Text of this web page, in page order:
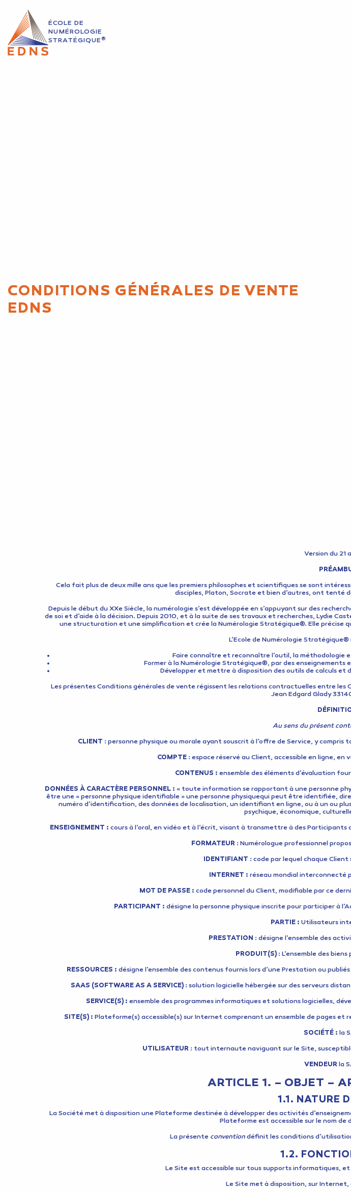
ÉCOLE DE
NUMÉROLOGIE
STRATÉGIQUE®
CONDITIONS GÉNÉRALES DE VENTE
EDNS
Version du 21
Cela fait plus de deux mille ans que les premiers philosophes et scientifiques se sont
disciples, Platon, Socrate et bien d’autres, ont tenté
Depuis le début du XXe Siècle, la numérologie s’est développée en s’appuyant sur des
de soi et d’aide à la décision. Depuis 2010, et à la suite de ses travaux et recherches, Lydie
une structuration et une simplification et crée la Numérologie Stratégique®. Elle précise
L’Ecole de Numérologie
Faire connaître et reconnaître l’outil, la méthodologie
Former à la Numérologie Stratégique®, par des
Développer et mettre à disposition des outils de calculs
Les présentes Conditions générales de vente régissent les relations contractuelles entre
Jean Edgard Glady
Au sens du présent
CLIENT : personne physique ou morale ayant souscrit à l’offre de Service, y
COMPTE : espace réservé au Client, accessible en ligne,
CONTENUS : ensemble des éléments d’évaluation
DONNÉES À CARACTÈRE PERSONNEL : « toute information se rapportant à une personne
être une « personne physique identifiable » une personne physiquequi peut être identifiée,
numéro d’identification, des données de localisation, un identifiant en ligne, ou à un ou
psychique, économique,
ENSEIGNEMENT : cours à l’oral, en vidéo et à l’écrit, visant à transmettre à des
FORMATEUR : Numérologue professionnel
IDENTIFIANT : code par lequel chaque
INTERNET : réseau mondial interconnecté
MOT DE PASSE : code personnel du Client, modifiable par ce
PARTICIPANT : désigne la personne physique inscrite pour participer à
PARTIE : Utilisateurs
PRESTATION : désigne l’ensemble des
PRODUIT(S) : L’ensemble des
RESSOURCES : désigne l’ensemble des contenus fournis lors d’une Prestation ou
SAAS (SOFTWARE AS A SERVICE): solution logicielle hébergée sur des serveurs
SERVICE(S) : ensemble des programmes informatiques et solutions logicielles,
SITE(S) : Plateforme(s) accessible(s) sur Internet comprenant un ensemble de pages et
SOCIÉTÉ : la
UTILISATEUR : tout internaute naviguant sur le Site,
VENDEURla
ARTICLE 1. – OBJET –
1.1. NATURE
La Société met à disposition une Plateforme destinée à développer des activités
Plateforme est accessible sur le nom
La présente conventiondéfinit les conditions
1.2.
Le Site est accessible sur tous supports informatiques,
Le Site met à disposition, sur